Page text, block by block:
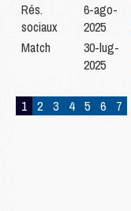
Rés.
sociaux
6-ago-
2025
Match
30-lug-
2025
1 2 3 4 5 6 7